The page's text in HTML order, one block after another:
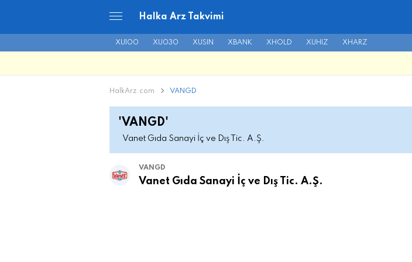
Halka Arz Takvimi
XU100 XU030 XUSIN XBANK XHOLD XUHIZ XHARZ
HalkArz.com VANGD
'VANGD'
Vanet Gıda Sanayi İç ve Dış Tic. A.Ş.
VANGD
Vanet Gıda Sanayi İç ve Dış Tic. A.Ş.